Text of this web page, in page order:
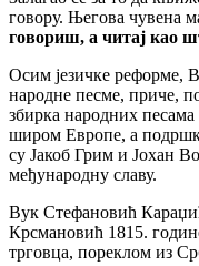
говору. Његова чувена
говориш, а читај као
Осим језичке реформе,
народне песме, приче,
збирка народних песама
широм Европе, а
су Јакоб Грим и Јохан
међународну славу.
Вук Стефановић
Крсмановић 1815.
трговца, пореклом из